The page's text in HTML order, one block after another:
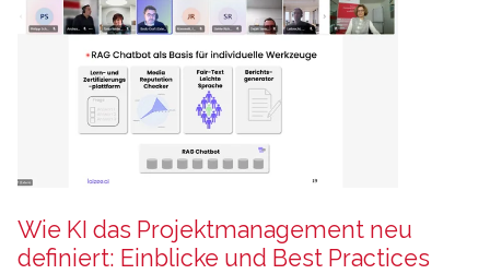
Wie KI das Projektmanagement neu
definiert: Einblicke und Best Practices